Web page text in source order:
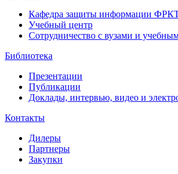
Кафедра защиты информации
Учебный центр
Сотрудничество с вузами и
Библиотека
Презентации
Публикации
Доклады, интервью, видео и
Контакты
Дилеры
Партнеры
Закупки